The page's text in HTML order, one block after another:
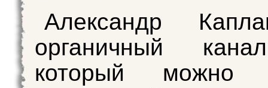
Александр
органичный
который можно